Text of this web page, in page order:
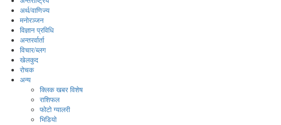
अर्थ/वाणिज्य
मनाेरञ्जन
विज्ञान प्रविधि
अन्तरर्वार्ता
विचार/ब्लग
खेलकुद
रोचक
अन्य
क्लिक खबर विशेष
राशिफल
फोटो ग्यालरी
भिडियो